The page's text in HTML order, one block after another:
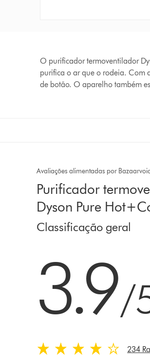
O purificador termoventilador
purifica o ar que o rodeia. Com
de botão. O aparelho também
Avaliações alimentadas por
Purificador
Dyson Pure
Classificação geral
3.9/
234